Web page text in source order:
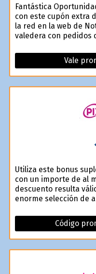
Fantástica
con este cupón extra
la red en la web de
valedera con pedidos
Vale
Utiliza este bonus
con un importe de al
descuento resulta
enorme selección de
Código